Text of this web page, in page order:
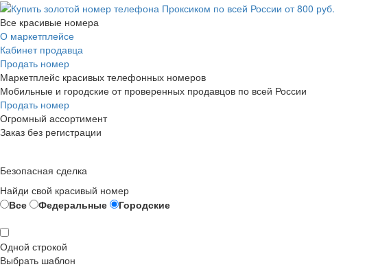
Все красивые номера
О маркетплейсе
Кабинет продавца
Продать номер
Маркетплейс красивых телефонных номеров
Мобильные и городские от проверенных продавцов по всей России
Продать номер
Огромный ассортимент
Заказ без регистрации
Безопасная сделка
Найди свой красивый номер
Все
Федеральные Городские
Одной строкой
Выбрать шаблон